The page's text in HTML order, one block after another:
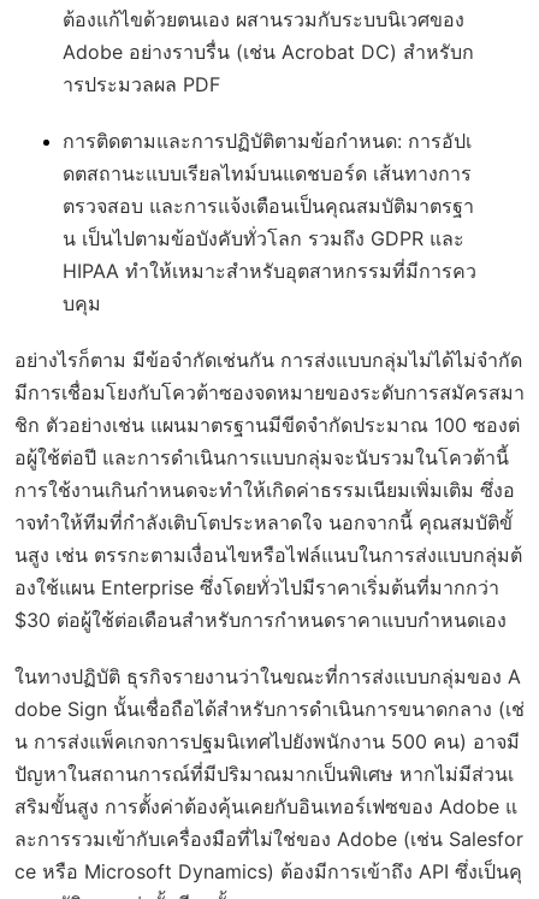
ต้องแก้ไขด้วยตนเอง ผสานรวมกับระบบนิเวศของ
Adobe อย่างราบรื่น (เช่น Acrobat DC) สำหรับก
ารประมวลผล PDF
การติดตามและการปฏิบัติตามข้อกำหนด: การอัปเ
ดตสถานะแบบเรียลไทม์บนแดชบอร์ด เส้นทางการ
ตรวจสอบ และการแจ้งเตือนเป็นคุณสมบัติมาตรฐา
น เป็นไปตามข้อบังคับทั่วโลก รวมถึง GDPR และ
HIPAA ทำให้เหมาะสำหรับอุตสาหกรรมที่มีการคว
บคุม
อย่างไรก็ตาม มีข้อจำกัดเช่นกัน การส่งแบบกลุ่มไม่ได้ไม่จำกัด
มีการเชื่อมโยงกับโควต้าซองจดหมายของระดับการสมัครสมา
ชิก ตัวอย่างเช่น แผนมาตรฐานมีขีดจำกัดประมาณ 100 ซองต่
อผู้ใช้ต่อปี และการดำเนินการแบบกลุ่มจะนับรวมในโควต้านี้
การใช้งานเกินกำหนดจะทำให้เกิดค่าธรรมเนียมเพิ่มเติม ซึ่งอ
าจทำให้ทีมที่กำลังเติบโตประหลาดใจ นอกจากนี้ คุณสมบัติขั้
นสูง เช่น ตรรกะตามเงื่อนไขหรือไฟล์แนบในการส่งแบบกลุ่มต้
องใช้แผน Enterprise ซึ่งโดยทั่วไปมีราคาเริ่มต้นที่มากกว่า
$30 ต่อผู้ใช้ต่อเดือนสำหรับการกำหนดราคาแบบกำหนดเอง
ในทางปฏิบัติ ธุรกิจรายงานว่าในขณะที่การส่งแบบกลุ่มของ A
dobe Sign นั้นเชื่อถือได้สำหรับการดำเนินการขนาดกลาง (เช่
น การส่งแพ็คเกจการปฐมนิเทศไปยังพนักงาน 500 คน) อาจมี
ปัญหาในสถานการณ์ที่มีปริมาณมากเป็นพิเศษ หากไม่มีส่วนเ
สริมขั้นสูง การตั้งค่าต้องคุ้นเคยกับอินเทอร์เฟซของ Adobe แ
ละการรวมเข้ากับเครื่องมือที่ไม่ใช่ของ Adobe (เช่น Salesfor
ce หรือ Microsoft Dynamics) ต้องมีการเข้าถึง API ซึ่งเป็นคุ